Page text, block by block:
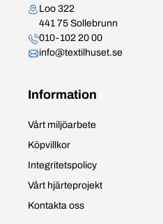
Loo 322
441 75 Sollebrunn
010-102 20 00
info@textilhuset.se
Information
Vårt miljöarbete
Köpvillkor
Integritetspolicy
Vårt hjärteprojekt
Kontakta oss